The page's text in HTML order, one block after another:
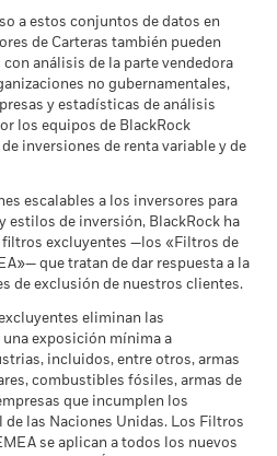
24,0 -9,4 26,6 16,3
de entrada/salida quedan
referencia a rentabilidades
no es un indicador fiable de
podrían evolucionar de
futuro. Puede ayudarle a evaluar
en el pasado
como base el Valor
de los ingresos brutos
de su inversión puede
resultado de las fluctuaciones del
o reducir la exposición
gestión del riesgo. Las
a cambios.una rentabilidad mínima.
recibir una vez deducidos los
medio cada año
recibir una vez deducidos los
medio cada año
recibir una vez deducidos los
lo que usted podría recibir en
los mercados.
en que se fundamentan las
en los siguientesenlaces.
AA
7,38
Equity Global Income
de
175,20
2,34%
el
0,00%
0,00%
a estos conjuntos de datos en
de Carteras también pueden
análisis de la parte vendedora
no gubernamentales,
y estadísticas de análisis
los equipos de BlackRock
inversiones de renta variable y de
escalables a los inversores para
estilos de inversión, BlackRock ha
excluyentes —los «Filtros de
que tratan de dar respuesta a la
de exclusión de nuestros clientes.
eliminan las
exposición mínima a
incluidos, entre otros, armas
combustibles fósiles, armas de
que incumplen los
las Naciones Unidas. Los Filtros
se aplican a todos los nuevos